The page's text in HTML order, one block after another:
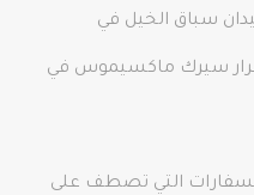
سباق الخيل في
سيرك ماكسيموس في
التي تصطف على